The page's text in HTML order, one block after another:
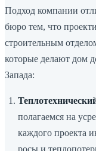
Подход компании
бюро тем, что
строительным
которые делают дом
Запада:
полагаемся на
каждого проекта
росы и